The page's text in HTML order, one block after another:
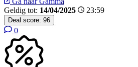
Geldig tot: 14/04/2025 23:59
Deal score: 96
0